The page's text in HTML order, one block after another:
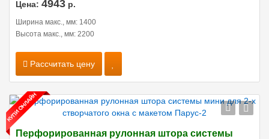
Цена: 4943 р.
Ширина макс., мм: 1400
Высота макс., мм: 2200
Рассчитать цену
Перфорированная рулонная штора системы